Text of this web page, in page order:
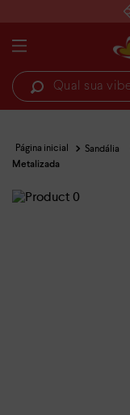
Qual sua vibe hoje?
Sandália
Metalizada